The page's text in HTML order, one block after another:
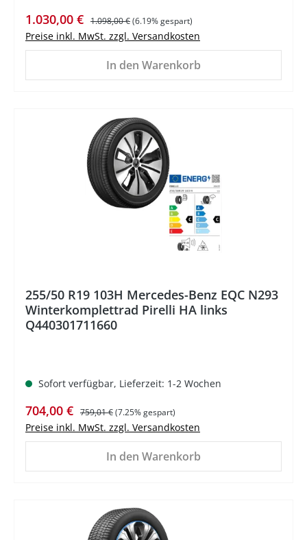
Verkaufspreis:
1.030,00 € Regulärer Preis:
1.098,00 €(6.19% gespart)
Preise inkl. MwSt. zzgl. Versandkosten
In den Warenkorb
255/50 R19 103H Mercedes-Benz EQC N293
Winterkomplettrad Pirelli HA links
Q440301711660
Sofort verfügbar, Lieferzeit: 1-2 Wochen
Verkaufspreis:
704,00 € Regulärer Preis:
759,01 €(7.25% gespart)
Preise inkl. MwSt. zzgl. Versandkosten
In den Warenkorb